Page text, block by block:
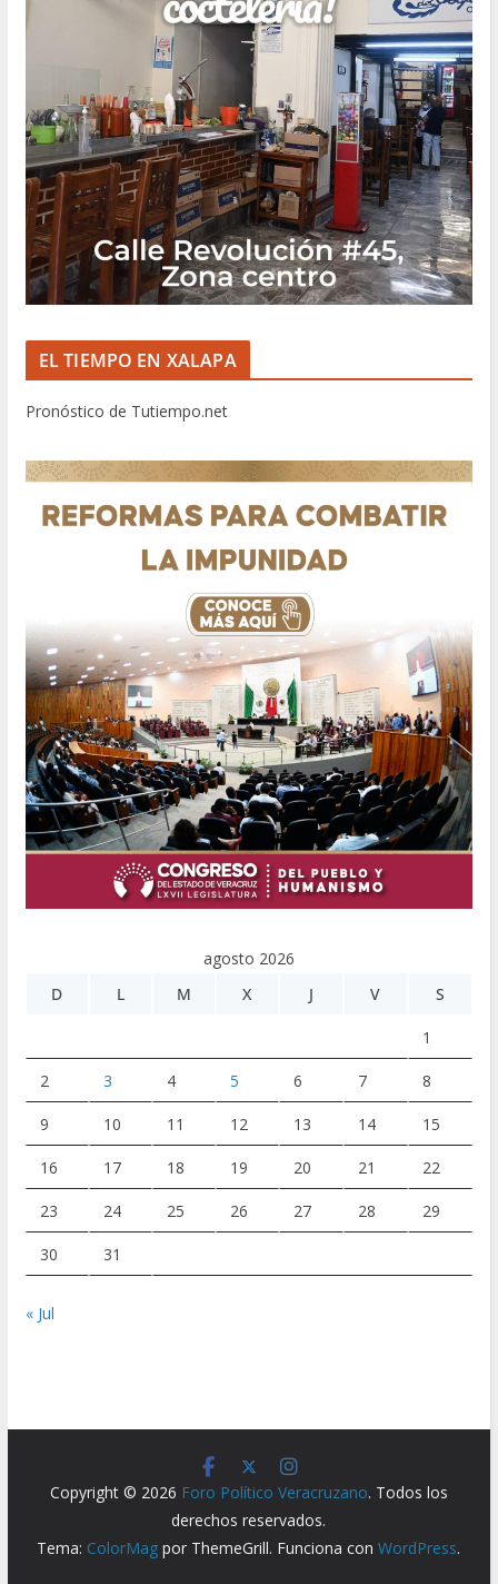
EL TIEMPO EN XALAPA
Pronóstico de Tutiempo.net
agosto 2026
D
L M X J V S
1
2 3 4 5 6 7 8
9 10 11 12 13 14 15
16 17 18 19 20 21 22
23 24 25 26 27 28 29
30 31
« Jul
Copyright © 2026 Foro Político Veracruzano. Todos los
derechos reservados.
Tema: ColorMag por ThemeGrill. Funciona conWordPress.